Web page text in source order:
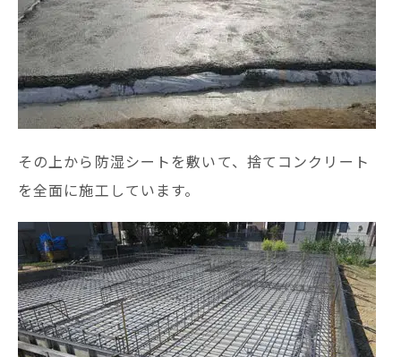
その上から防湿シートを敷いて、捨てコンクリート
を全面に施工しています。